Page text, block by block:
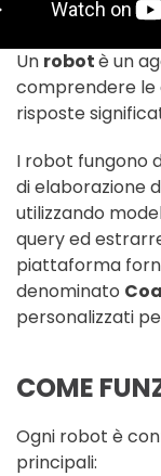
Un robotè un
comprendere le
risposte
I robot fungono
di elaborazione
utilizzando
query ed
piattaforma
denominato
personalizzati
COME
Ogni robot è
principali: